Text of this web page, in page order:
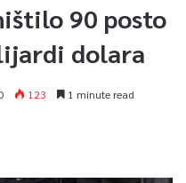
90 posto
dolara
123 1 minute read